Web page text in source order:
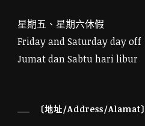
星期五、星期六休假
Friday and Saturday day off
Jumat dan Sabtu hari libur
〔地址/Address/Alamat〕